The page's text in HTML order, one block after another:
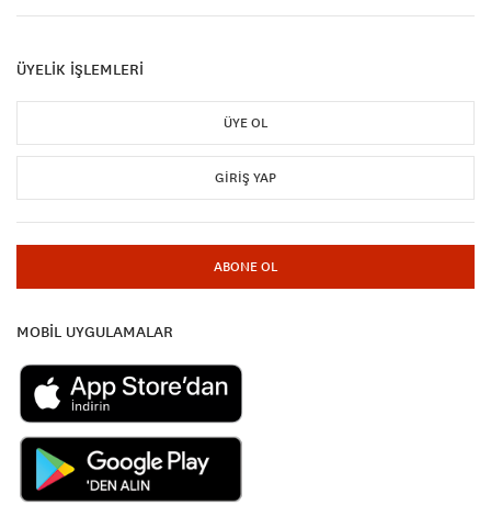
ÜYELİK İŞLEMLERİ
ÜYE OL
GIRIŞ YAP
ABONE OL
MOBİL UYGULAMALAR